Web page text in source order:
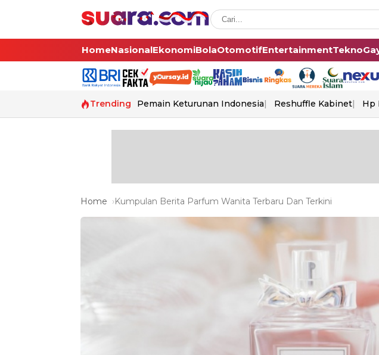
HomeNasionalEkonomiBolaOtomotifEntertainmentTekno
Trending Pemain Keturunan Indonesia Reshuffle Kabinet Hp
Home Kumpulan Berita Parfum Wanita Terbaru Dan Terkini